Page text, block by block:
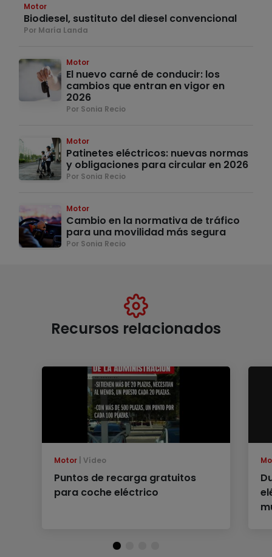
Motor
Biodiesel, sustituto del diesel convencional
Por María Landa
Motor
El nuevo carné de conducir: los
cambios que entran en vigor en
2026
Por Sonia Recio
Motor
Patinetes eléctricos: nuevas normas
y obligaciones para circular en 2026
Por Sonia Recio
Motor
Cambio en la normativa de tráfico
para una movilidad más segura
Por Sonia Recio
Recursos relacionados
Motor Vídeo
Puntos de recarga gratuitos
para coche eléctrico